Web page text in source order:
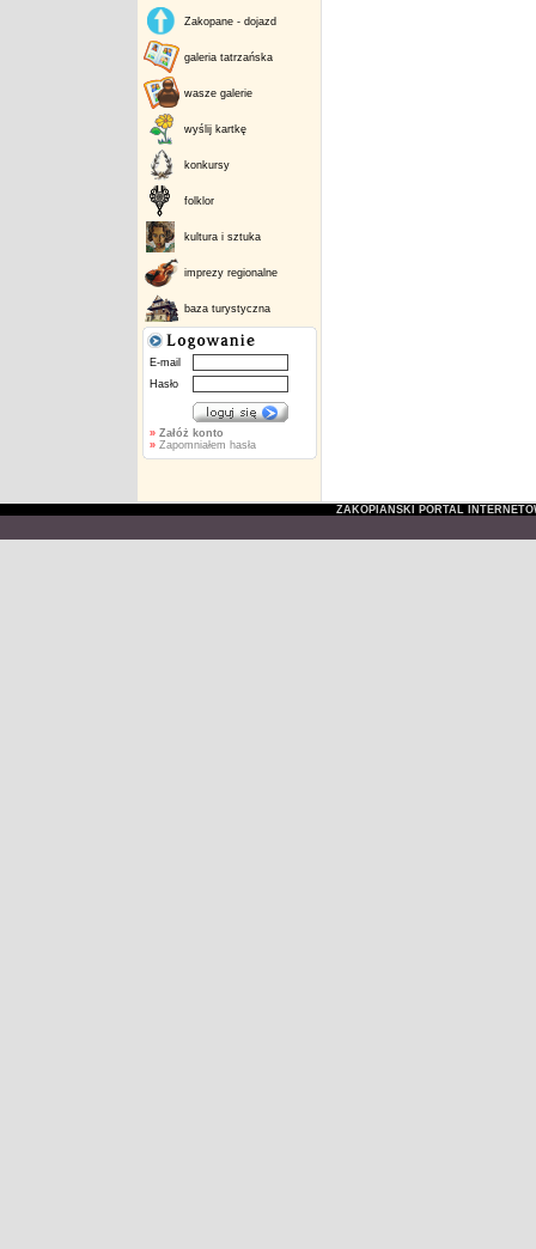
Zakopane - dojazd
galeria tatrzańska
wasze galerie
wyślij kartkę
konkursy
folklor
kultura i sztuka
imprezy regionalne
baza turystyczna
E-mail
Hasło
» Załóż konto
»Zapomniałem hasła
ZAKOPIAŃSKI PORTAL